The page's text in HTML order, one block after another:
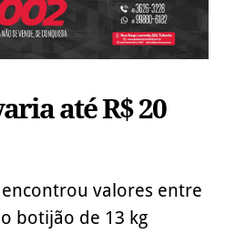
até R$ 20
valores entre
botijão de 13 kg